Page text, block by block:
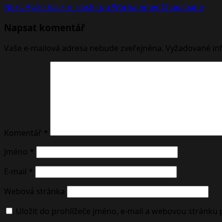
navigation
Next: Vyšlo hack-n-slash rpg Warhammer Chaosbane
Napsat komentář
Vaše e-mailová adresa nebude zveřejněna. Vyžadované
Komentář *
Jméno *
E-mail *
Webová stránka
Uložit do prohlížeče jméno, e-mail a webovou